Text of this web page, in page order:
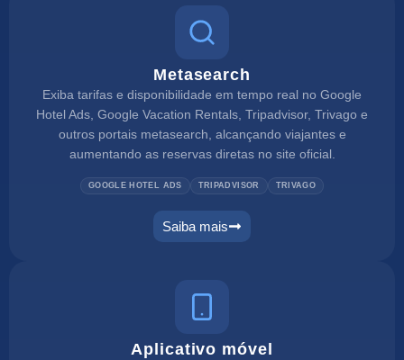
Metasearch
Exiba tarifas e disponibilidade em tempo real no Google
Hotel Ads, Google Vacation Rentals, Tripadvisor, Trivago e
outros portais metasearch, alcançando viajantes e
aumentando as reservas diretas no site oficial.
GOOGLE HOTEL ADS TRIPADVISOR TRIVAGO
Saiba mais
Aplicativo móvel